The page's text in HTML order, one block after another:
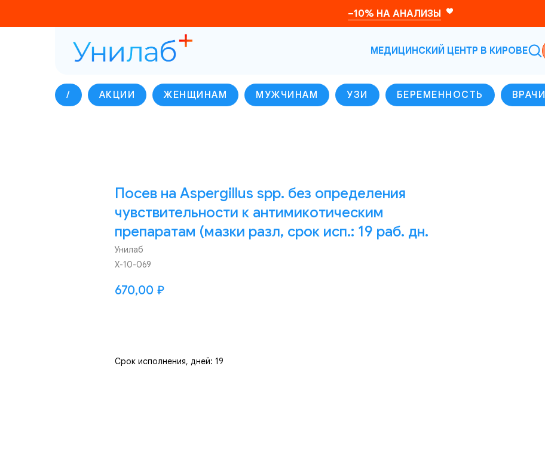
–10% НА АНАЛИЗЫ
МЕДИЦИНСКИЙ ЦЕНТР В КИРОВЕ
/ АКЦИИ ЖЕНЩИНАМ МУЖЧИНАМ УЗИ БЕРЕМЕННОСТЬ ВРАЧИ
Посев на Aspergillus spp. без определения
чувствительности к антимикотическим
препаратам (мазки разл, срок исп.: 19 раб. дн.
Унилаб
Х-10-069
670,00 ₽
Срок исполнения, дней: 19